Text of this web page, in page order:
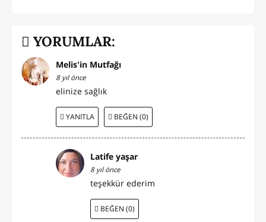
YORUMLAR:
Melis'in Mutfağı
8 yıl önce
elinize sağlık
YANITLA BEĞEN (0)
Latife yaşar
8 yıl önce
teşekkür ederim
BEĞEN (0)